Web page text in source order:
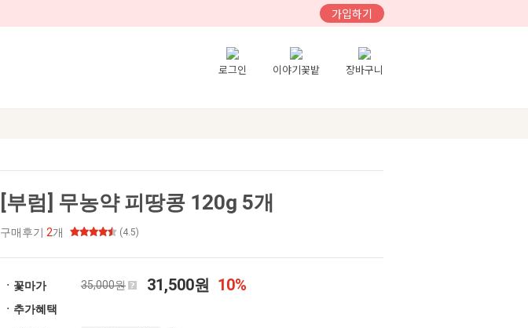
가입하기
로그인 이야기꽃밭 장바구니
[부럼] 무농약 피땅콩 120g 5개
구매후기 2개 (4.5)
ㆍ꽃마가 35,000원 31,500원 10%
ㆍ추가혜택